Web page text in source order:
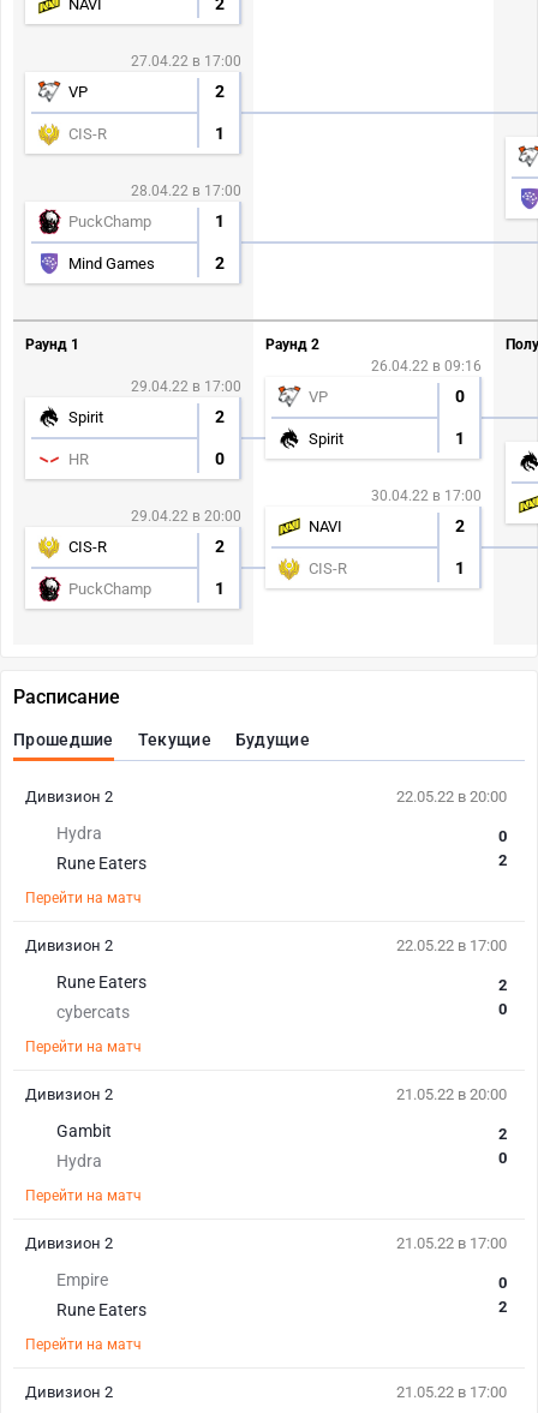
NAVI
27.04.22 в 17:00
VP 2
CIS-R 1
28.04.22 в 17:00
PuckChamp 1
Mind Games 2
Раунд 1
29.04.22 в 17:00
Spirit 2
HR 0
29.04.22 в 20:00
CIS-R 2
PuckChamp 1
Раунд 2
26.04.22 в 09:16
VP 0
Spirit 1
30.04.22 в 17:00
NAVI 2
CIS-R 1
Расписание
Прошедшие Текущие Будущие
22.05.22 в 20:00
Hydra
Rune Eaters
0
2
Перейти на матч
Дивизион 2
22.05.22 в 17:00
Rune Eaters
cybercats
2
0
Перейти на матч
Дивизион 2
21.05.22 в 20:00
Gambit
Hydra
2
0
Перейти на матч
Дивизион 2
21.05.22 в 17:00
Empire
Rune Eaters
0
2
Перейти на матч
Дивизион 2
21.05.22 в 17:00
Дивизион 2